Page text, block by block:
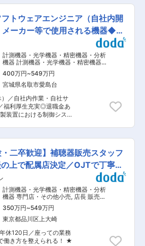
質な接客サービススキル
認定補聴器
の費用を負担しておりま
の教習、その後の試験
り、過去の取得率は
長、エリアマネージャー
事やマーケティング、
むことも可能です。 ■
都内8店舗、神奈川2店
にも出店しています。
能性もございますが、ご
地を相談した上で決め
接続ができる最
ろえております。 2週
が解消されるよう失敗の
。 変更の範囲：
げ、今では、海外６拠
アリングのグローバル企
んな当社で活躍してくだ
ます。※未経験歓迎！ ・
職場環境が整っていま
を行います。 メーカーを
先へのルート営業が主と
イス対応、問合せ対
行います。 ・担当エリ
定していますが、海外展
為、状況に応じて2週間
、北米、南米など）があ
全週休2日制（土日祝）
物産浜松営業所を母体に
の歴史を有する機械・エ
です。浜松に本拠を構
に主に自動車産業を対
ております。 ・国内に
阪営業所さらに海外には
タイ、ベトナム、アメリ
人を配置し、国内及び
に幅広くお応えしていま
ット搬送・計測機・機械
シナリー部門と、工場を
ります。こうしたエンジ
フトウェアエンジニア（自社内開
ーカー等で使用される機器◆転
計測機器・光学機器・精密機器・分析
機器 計測機器・光学機器・精密機器・
分析機器
制御系ソフトウェア開発（通
信・ネットワーク・IoT関連） 精密・
計測・分析機器
400万円~549万円
宮城県名取市愛島台
／自社内作業・自社サ
福利厚生充実◎退職金あ
ログラムの設計 ・計測器
テム設計及びそのプログ
社製品の評価や客先での
クライアン
家電メーカー ・東北大
・物材研などの研究機関
：20名程度（30代が多
プ：設計をメインで担
ステムを組むことや、
り扱っております。 「試
解析装置」「真空薄膜装
・二卒歓迎】補聴器販売スタッフ
上で配属店決定／OJTで丁寧に
計測機器・光学機器・精密機器・分析
機器 専門店・その他小売, 店長 販売・
接客・売り場担当
350万円~549万円
東京都品川区上大崎
休120日／座っての業務
働き方を整えられる！ ★